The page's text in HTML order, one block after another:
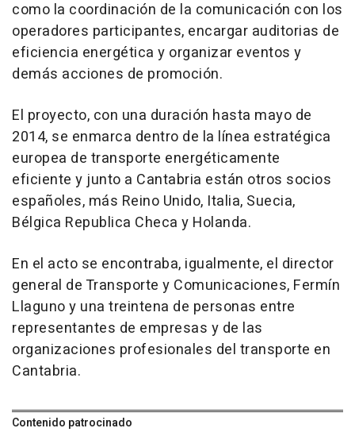
como la coordinación de la comunicación con los
operadores participantes, encargar auditorias de
eficiencia energética y organizar eventos y
demás acciones de promoción.
El proyecto, con una duración hasta mayo de
2014, se enmarca dentro de la línea estratégica
europea de transporte energéticamente
eficiente y junto a Cantabria están otros socios
españoles, más Reino Unido, Italia, Suecia,
Bélgica Republica Checa y Holanda.
En el acto se encontraba, igualmente, el director
general de Transporte y Comunicaciones, Fermín
Llaguno y una treintena de personas entre
representantes de empresas y de las
organizaciones profesionales del transporte en
Cantabria.
Contenido patrocinado